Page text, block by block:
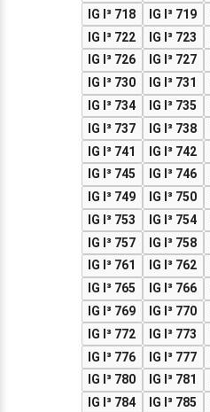
IG I³ 718
IG I³ 719
IG I³ 722
IG I³ 723
IG I³ 726
IG I³ 727
IG I³ 730
IG I³ 731
IG I³ 734
IG I³ 735
IG I³ 737
IG I³ 738
IG I³ 741
IG I³ 742
IG I³ 745
IG I³ 746
IG I³ 749
IG I³ 750
IG I³ 753
IG I³ 754
IG I³ 757
IG I³ 758
IG I³ 761
IG I³ 762
IG I³ 765
IG I³ 766
IG I³ 769
IG I³ 770
IG I³ 772
IG I³ 773
IG I³ 776
IG I³ 777
IG I³ 780
IG I³ 781
IG I³ 784
IG I³ 785